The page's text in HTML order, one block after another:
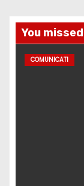
You missed
COMUNICATI